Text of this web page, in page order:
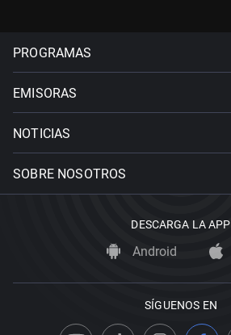
PROGRAMAS
EMISORAS
NOTICIAS
SOBRE NOSOTROS
DESCARGA LA APP
Android
SÍGUENOS EN